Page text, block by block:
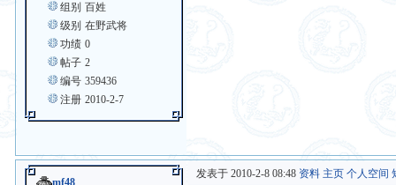
组别 百姓
级别 在野武将
功绩 0
帖子 2
编号 359436
注册 2010-2-7
mf48
发表于 2010-2-8 08:48 资料 主页 个人空间